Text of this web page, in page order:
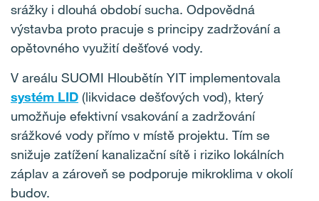
srážky i dlouhá období sucha. Odpovědná
výstavba proto pracuje s principy zadržování a
opětovného využití dešťové vody.
V areálu SUOMI Hloubětín YIT implementovala
systém LID (likvidace dešťových vod), který
umožňuje efektivní vsakování a zadržování
srážkové vody přímo v místě projektu. Tím se
snižuje zatížení kanalizační sítě i riziko lokálních
záplav a zároveň se podporuje mikroklima v okolí
budov.